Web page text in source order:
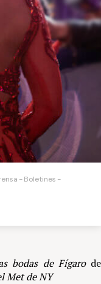
Boletines
bodas de Fígarode
Met de NY